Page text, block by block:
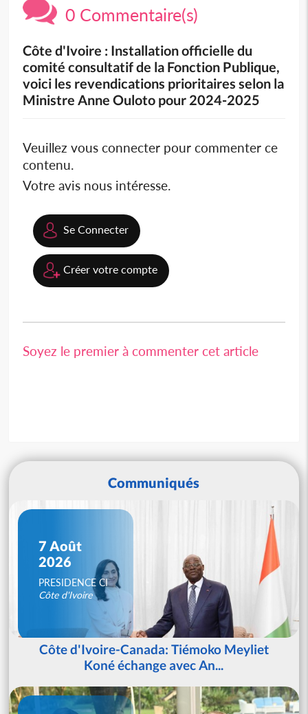
0 Commentaire(s)
Côte d'Ivoire : Installation officielle du
comité consultatif de la Fonction Publique,
voici les revendications prioritaires selon la
Ministre Anne Ouloto pour 2024-2025
Veuillez vous connecter pour commenter ce
contenu.
Votre avis nous intéresse.
Se Connecter
Créer votre compte
Soyez le premier à commenter cet article
Communiqués
7 Août
2026
PRESIDENCE CI
Côte d'Ivoire
Côte d'Ivoire-Canada: Tiémoko Meyliet
Koné échange avec An...